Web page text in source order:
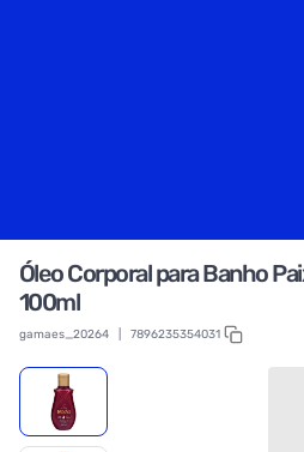
Óleo Corporal para Banho
100ml
gamaes_20264 7896235354031